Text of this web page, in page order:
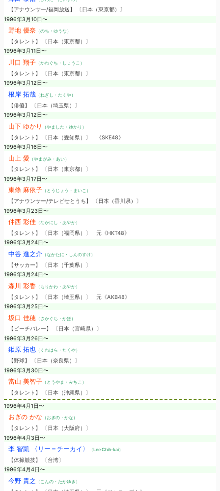
【アナウンサー/福岡放送】 〔日本（東京都）〕
1996年3月10日〜
野地 優奈（のち・ゆうな）
【タレント】 〔日本（東京都）〕
1996年3月11日〜
川口 翔子（かわぐち・しょうこ）
【タレント】 〔日本（東京都）〕
1996年3月12日〜
根岸 拓哉（ねぎし・たくや）
【俳優】 〔日本（埼玉県）〕
1996年3月12日〜
山下 ゆかり （やました・ゆかり）
【タレント】 〔日本（愛知県）〕
《SKE48》
1996年3月16日〜
山上 愛（やまがみ・あい）
【タレント】 〔日本（東京都）〕
1996年3月17日〜
東條 麻依子（とうじょう・まいこ）
【アナウンサー/テレビせとうち】 〔日本（香川県）〕
1996年3月23日〜
仲西 彩佳（なかにし・あやか）
【タレント】 〔日本（福岡県）〕 元《HKT48》
1996年3月24日〜
中谷 進之介（なかたに・しんのすけ）
【サッカー】 〔日本（千葉県）〕
1996年3月24日〜
森川 彩香 （もりかわ・あやか）
【タレント】 〔日本（埼玉県）〕 元《AKB48》
1996年3月25日〜
坂口 佳穂 （さかぐち・かほ）
【ビーチバレー】 〔日本（宮崎県）〕
1996年3月26日〜
鍬原 拓也（くわはら・たくや）
【野球】 〔日本（奈良県）〕
1996年3月30日〜
當山 美智子（とうやま・みちこ）
【タレント】 〔日本（沖縄県）〕
1996年4月1日〜
おぎの かな （おぎの・かな）
【タレント】 〔日本（大阪府）〕
1996年4月3日〜
李 智凱 〈リー＝チーカイ〉 （Lee Chih-kai）
【体操競技】 〔台湾〕
1996年4月4日〜
今野 貴之 （こんの・たかゆき）